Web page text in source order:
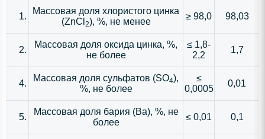
1.
Массовая доля хлористого цинка
(ZnCl 2), %, не менее
≥ 98,0 98,03
2.
Массовая доля оксида цинка, %,
не более
≤ 1,8-
2,2
1,7
4.
Массовая доля сульфатов (SO4),
%, не более
≤
0,0005
0,01
5.
Массовая доля бария (Ва), %, не
более
≤ 0,01 0,1